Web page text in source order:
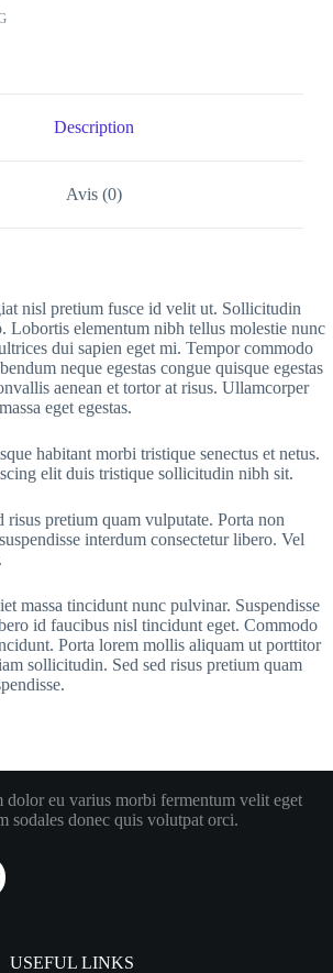
Description
Avis (0)
nisl pretium fusce id velit ut. Sollicitudin
Lobortis elementum nibh tellus molestie nunc
dui sapien eget mi. Tempor commodo
neque egestas congue quisque egestas
aenean et tortor at risus. Ullamcorper
eget egestas.
habitant morbi tristique senectus et netus.
elit duis tristique sollicitudin nibh sit.
risus pretium quam vulputate. Porta non
interdum consectetur libero. Vel
massa tincidunt nunc pulvinar. Suspendisse
id faucibus nisl tincidunt eget. Commodo
Porta lorem mollis aliquam ut porttitor
sollicitudin. Sed sed risus pretium quam
dolor eu varius morbi fermentum velit eget
sodales donec quis volutpat orci.
USEFUL LINKS